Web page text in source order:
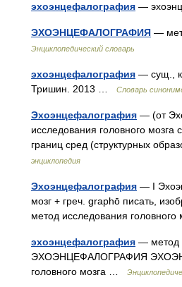
эхоэнцефалография —
ЭХОЭНЦЕФАЛОГРАФИЯ —
Энциклопедический словарь
эхоэнцефалография — сущ.,
Тришин. 2013 …
Словарь
Эхоэнцефалография — (от
исследования головного мозга
границ сред (структурных
энциклопедия
Эхоэнцефалография — I
мозг + греч. graphō писать,
метод исследования
эхоэнцефалография — метод
ЭХОЭНЦЕФАЛОГРАФИЯ
головного мозга …